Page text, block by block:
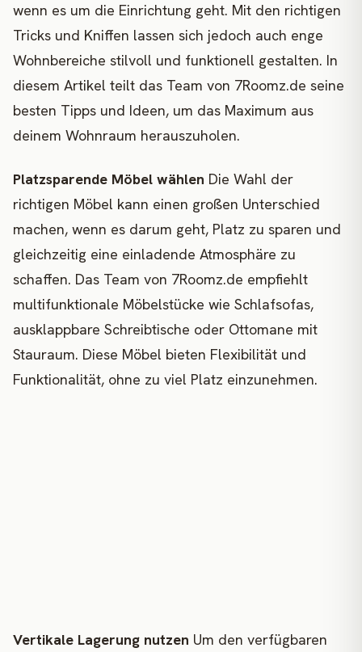
wenn es um die Einrichtung geht. Mit den richtigen
Tricks und Kniffen lassen sich jedoch auch enge
Wohnbereiche stilvoll und funktionell gestalten. In
diesem Artikel teilt das Team von 7Roomz.de seine
besten Tipps und Ideen, um das Maximum aus
deinem Wohnraum herauszuholen.
Platzsparende Möbel wählen Die Wahl der
richtigen Möbel kann einen großen Unterschied
machen, wenn es darum geht, Platz zu sparen und
gleichzeitig eine einladende Atmosphäre zu
schaffen. Das Team von 7Roomz.de empfiehlt
multifunktionale Möbelstücke wie Schlafsofas,
ausklappbare Schreibtische oder Ottomane mit
Stauraum. Diese Möbel bieten Flexibilität und
Funktionalität, ohne zu viel Platz einzunehmen.
Vertikale Lagerung nutzen Um den verfügbaren